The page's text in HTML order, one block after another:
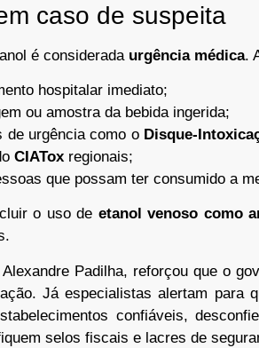
caso de suspeita
é considerada urgência médica.
hospitalar imediato;
ou amostra da bebida ingerida;
de urgência como o Disque-
CIATox regionais;
que possam ter consumido a
o uso de etanol venoso como
Padilha, reforçou que o
Já especialistas alertam para
confiáveis,
selos fiscais e lacres de